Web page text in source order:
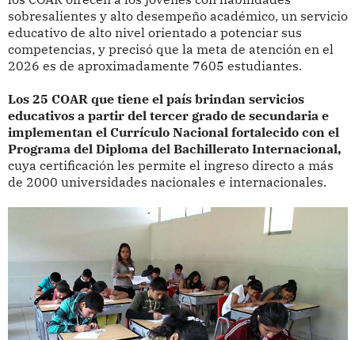
sobresalientes y alto desempeño académico, un servicio
educativo de alto nivel orientado a potenciar sus
competencias, y precisó que la meta de atención en el
2026 es de aproximadamente 7605 estudiantes.
Los 25 COAR que tiene el país brindan servicios
educativos a partir del tercer grado de secundaria e
implementan el Currículo Nacional fortalecido con el
Programa del Diploma del Bachillerato Internacional,
cuya certificación les permite el ingreso directo a más
de 2000 universidades nacionales e internacionales.